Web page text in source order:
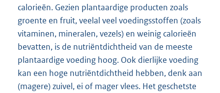
calorieën. Gezien plantaardige producten zoals
groente en fruit, veelal veel voedingsstoffen (zoals
vitaminen, mineralen, vezels) en weinig calorieën
bevatten, is de nutriëntdichtheid van de meeste
plantaardige voeding hoog. Ook dierlijke voeding
kan een hoge nutriëntdichtheid hebben, denk aan
(magere) zuivel, ei of mager vlees. Het geschetste